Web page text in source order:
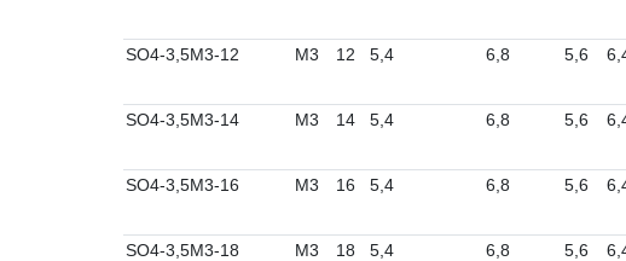
SO4-3,5M3-12 M3 12 5,4 6,8 5,6
SO4-3,5M3-14 M3 14 5,4 6,8 5,6
SO4-3,5M3-16 M3 16 5,4 6,8 5,6
SO4-3,5M3-18 M3 18 5,4 6,8 5,6